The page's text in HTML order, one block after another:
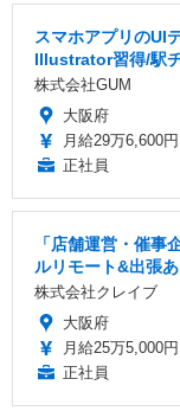
スマホアプリのUI
Illustrator習得/駅
株式会社GUM
大阪府
月給29万6,600
正社員
「店舗運営・催事
ルリモート&出張
株式会社クレイブ
大阪府
月給25万5,000
正社員